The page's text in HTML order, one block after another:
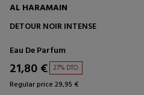
AL HARAMAIN
DETOUR NOIR INTENSE
Eau De Parfum
21,80 € 27% DTO.
Regular price 29,95 €